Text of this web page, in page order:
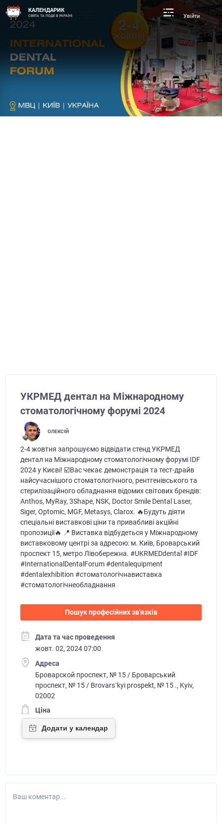
КАЛЕНДАРИК
СВЯТА ТА ПОДІЇ В УКРАЇНІ Увійти
УКРМЕД дентал на Міжнародному
стоматологічному форумі 2024
ОЛЕКСІЙ
2-4 жовтня запрошуємо вiдвiдати стенд УКРМЕД
дентал на Міжнародному стоматологічному форумі IDF
2024 у Києві! ☑️Вас чекає демонстрація та тест-драйв
найсучаснішого стоматологічного, рентгенівського та
стерилізаційного обладнання відомих світових брендів:
Anthos, MyRay, 3Shape, NSK, Doctor Smile Dental Laser,
Siger, Optomic, MGF, Metasys, Clarox. 🔥Будуть діяти
спеціальні виставкові ціни та привабливі акційні
пропозиції🔥 📍 Виставка вiдбудеться у Мiжнародному
виставковому центрi за адресою: м. Київ, Броварський
проспект 15, метро Лiвобережна. #UKRMEDdental #IDF
#InternationalDentalForum #dentalequipment
#dentalexhibition #стоматологiчнавиставка
#стоматологiчнеобладнання
Пошук професійних зв'язків
Дата та час проведення
жовт. 02, 2024 07:00
Адреса
Броварской проспект, № 15 / Броварський
проспект, № 15 / Brovars`kyi prospekt, № 15 ., Kyiv,
02002
Ціна
Ваш коментар...